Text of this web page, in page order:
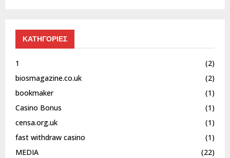
ΚΑΤΗΓΟΡΙΕΣ
1
(2)
biosmagazine.co.uk
(2)
bookmaker
(1)
Casino Bonus
(1)
censa.org.uk
(1)
fast withdraw casino
(1)
MEDIA
(22)